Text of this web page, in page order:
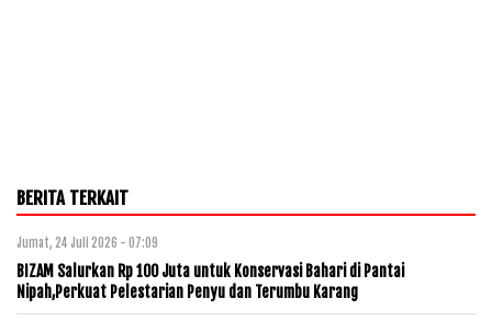
BERITA TERKAIT
Jumat, 24 Juli 2026 - 07:09
BIZAM Salurkan Rp 100 Juta untuk Konservasi Bahari di Pantai
Nipah,Perkuat Pelestarian Penyu dan Terumbu Karang